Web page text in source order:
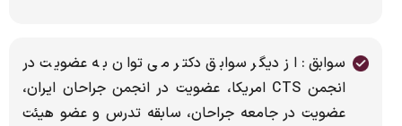
سوابق: از دیگر سوابق دکتر می توان به عضویت در
انجمن CTS امريكا، عضويت در انجمن جراحان ايران،
عضويت در جامعه جراحان، سابقه تدرس و عضو هيئت